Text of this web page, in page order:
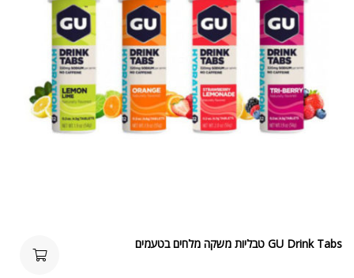
GU Drink Tabs טבליות משקה מלחים בטעמים